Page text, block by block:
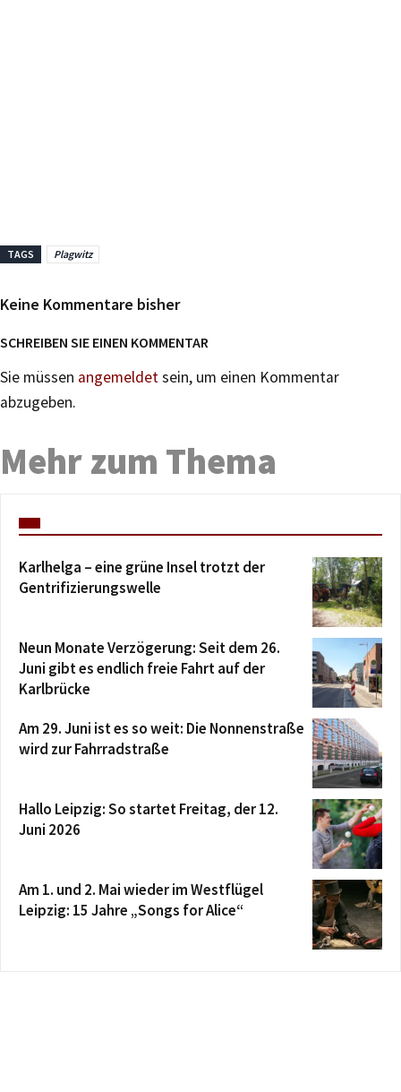
TAGS Plagwitz
Keine Kommentare bisher
SCHREIBEN SIE EINEN KOMMENTAR
Sie müssen angemeldetsein, um einen Kommentar
abzugeben.
Mehr zum Thema
Karlhelga – eine grüne Insel trotzt der
Gentrifizierungswelle
Neun Monate Verzögerung: Seit dem 26.
Juni gibt es endlich freie Fahrt auf der
Karlbrücke
Am 29. Juni ist es so weit: Die Nonnenstraße
wird zur Fahrradstraße
Hallo Leipzig: So startet Freitag, der 12.
Juni 2026
Am 1. und 2. Mai wieder im Westflügel
Leipzig: 15 Jahre „Songs for Alice“